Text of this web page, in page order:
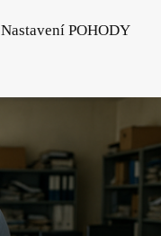
Nastavení POHODY